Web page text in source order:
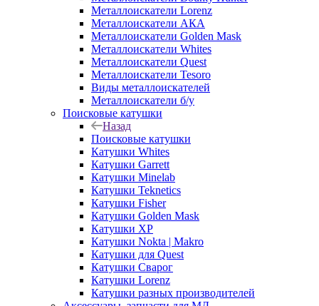
Металлоискатели Lorenz
Металлоискатели АКА
Металлоискатели Golden Mask
Металлоискатели Whites
Металлоискатели Quest
Металлоискатели Tesoro
Виды металлоискателей
Металлоискатели б/у
Поисковые катушки
Назад
Поисковые катушки
Катушки Whites
Катушки Garrett
Катушки Minelab
Катушки Teknetics
Катушки Fisher
Катушки Golden Mask
Катушки XP
Катушки Nokta | Makro
Катушки для Quest
Катушки Сварог
Катушки Lorenz
Катушки разных производителей